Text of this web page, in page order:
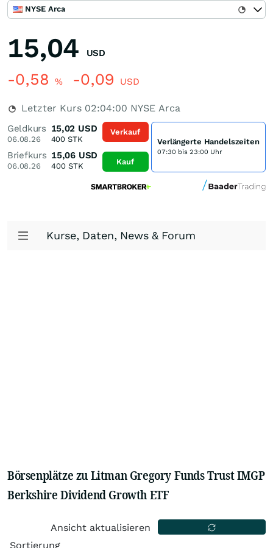
NYSE Arca
15,04 USD
-0,58 % -0,09 USD
Letzter Kurs 02:04:00 NYSE Arca
Geldkurs
06.08.26
15,02 USD
400 STK
Briefkurs
06.08.26
15,06 USD
400STK
Verkauf
Kauf
Verlängerte Handelszeiten
07:30 bis 23:00 Uhr
Kurse, Daten, News & Forum
Börsenplätze zu Litman Gregory Funds Trust IMGP
Berkshire Dividend Growth ETF
Ansicht aktualisieren
Sortierung